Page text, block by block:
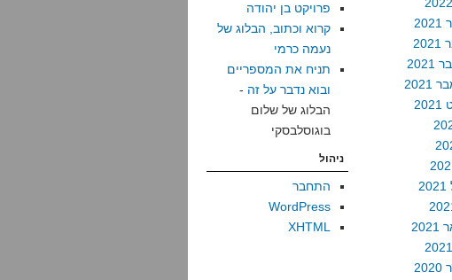
פרויקט בן יהודה
קרוא וכתוב, הבלוג של
נעמה כרמי
תניח את המספריים
ובוא נדבר על זה -
הבלוג של שלום
בוגוסלבסקי
ניהול
התחבר
WordPress
XHTML